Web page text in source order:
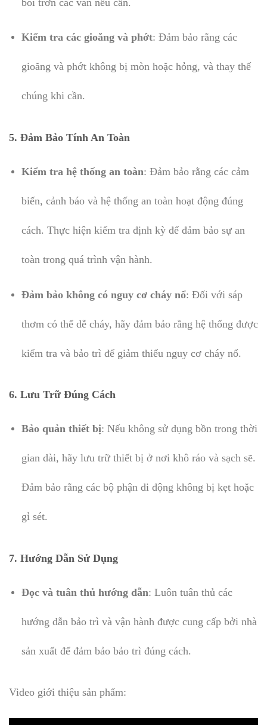
Kiểm tra các gioăng và phớt: Đảm bảo rằng các
gioăng và phớt không bị mòn hoặc hỏng, và thay thế
chúng khi cần.
5. Đảm Bảo Tính An Toàn
Kiểm tra hệ thống an toàn: Đảm bảo rằng các cảm
biến, cảnh báo và hệ thống an toàn hoạt động đúng
cách. Thực hiện kiểm tra định kỳ để đảm bảo sự an
toàn trong quá trình vận hành.
Đảm bảo không có nguy cơ cháy nổ: Đối với sáp
thơm có thể dễ cháy, hãy đảm bảo rằng hệ thống được
kiểm tra và bảo trì để giảm thiểu nguy cơ cháy nổ.
6. Lưu Trữ Đúng Cách
Bảo quản thiết bị: Nếu không sử dụng bồn trong thời
gian dài, hãy lưu trữ thiết bị ở nơi khô ráo và sạch sẽ.
Đảm bảo rằng các bộ phận di động không bị kẹt hoặc
gỉ sét.
7. Hướng Dẫn Sử Dụng
Đọc và tuân thủ hướng dẫn: Luôn tuân thủ các
hướng dẫn bảo trì và vận hành được cung cấp bởi nhà
sản xuất để đảm bảo bảo trì đúng cách.
Video giới thiệu sản phẩm: